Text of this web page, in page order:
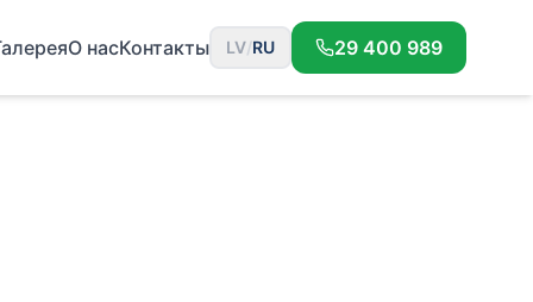
О насКонтакты LV/RU 29 400 989